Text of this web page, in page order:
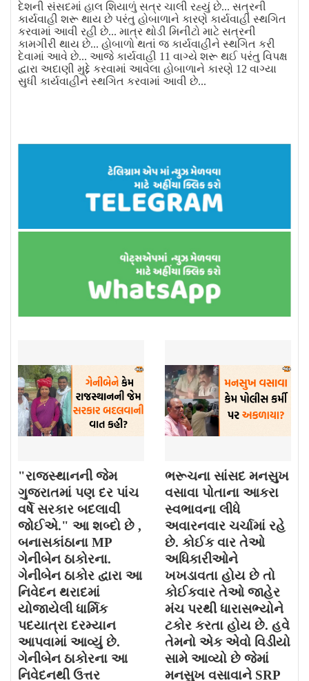
દેશની સંસદમાં હાલ શિયાળું સત્ર ચાલી રહ્યું છે... સત્રની
કાર્યવાહી શરૂ થાય છે પરંતુ હોબાળાને કારણે કાર્યવાહી સ્થગિત
કરવામાં આવી રહી છે... માત્ર થોડી મિનીટો માટે સત્રની
કામગીરી થાય છે... હોબાળો થતાં જ કાર્યવાહીને સ્થગિત કરી
દેવામાં આવે છે... આજે કાર્યવાહી 11 વાગ્યે શરૂ થઈ પરંતુ વિપક્ષ
દ્વારા અદાણી મુદ્દે કરવામાં આવેલા હોબાળાને કારણે 12 વાગ્યા
સુધી કાર્યવાહીને સ્થગિત કરવામાં આવી છે...
"રાજસ્થાનની જેમ
ગુજરાતમાં પણ દર પાંચ
વર્ષે સરકાર બદલાવી
જોઈએ." આ શબ્દો છે ,
બનાસકાંઠાના MP
ગેનીબેન ઠાકોરના.
ગેનીબેન ઠાકોર દ્વારા આ
નિવેદન થરાદમાં
યોજાયેલી ધાર્મિક
પદયાત્રા દરમ્યાન
આપવામાં આવ્યું છે.
ગેનીબેન ઠાકોરના આ
નિવેદનથી ઉત્તર
ભરૂચના સાંસદ મનસુખ
વસાવા પોતાના આકરા
સ્વભાવના લીધે
અવારનવાર ચર્ચામાં રહે
છે. કોઈક વાર તેઓ
અધિકારીઓને
ખખડાવતા હોય છે તો
કોઈકવાર તેઓ જાહેર
મંચ પરથી ધારાસભ્યોને
ટકોર કરતા હોય છે. હવે
તેમનો એક એવો વિડીયો
સામે આવ્યો છે જેમાં
મનસુખ વસાવાને SRP